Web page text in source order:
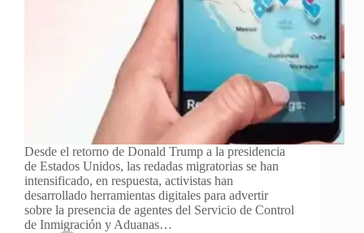
Desde el retorno de Donald Trump a la presidencia
de Estados Unidos, las redadas migratorias se han
intensificado, en respuesta, activistas han
desarrollado herramientas digitales para advertir
sobre la presencia de agentes del Servicio de Control
de Inmigración y Aduanas…